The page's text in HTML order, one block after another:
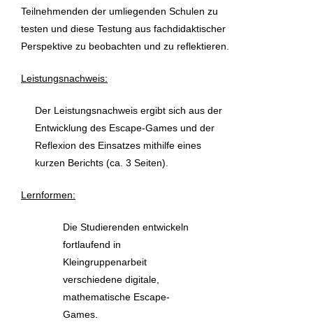
Teilnehmenden der umliegenden Schulen zu
testen und diese Testung aus fachdidaktischer
Perspektive zu beobachten und zu reflektieren.
Leistungsnachweis:
Der Leistungsnachweis ergibt sich aus der
Entwicklung des Escape-Games und der
Reflexion des Einsatzes mithilfe eines
kurzen Berichts (ca. 3 Seiten).
Lernformen:
Die Studierenden entwickeln
fortlaufend in
Kleingruppenarbeit
verschiedene digitale,
mathematische Escape-
Games.